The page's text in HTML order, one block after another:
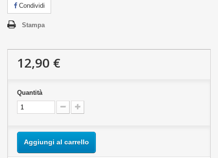
Condividi
Stampa
12,90 €
Quantità
Aggiungi al carrello